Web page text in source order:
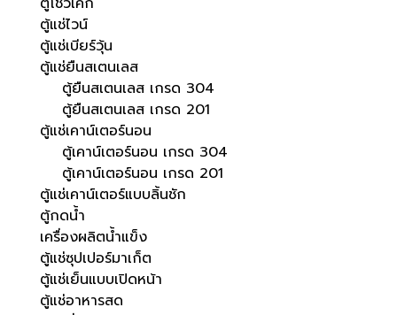
ตู้แช่ไวน์
ตู้แช่เบียร์วุ้น
ตู้แช่ยืนสเตนเลส
ตู้ยืนสเตนเลส เกรด 304
ตู้ยืนสเตนเลส เกรด 201
ตู้แช่เคาน์เตอร์นอน
ตู้เคาน์เตอร์นอน เกรด 304
ตู้เคาน์เตอร์นอน เกรด 201
ตู้แช่เคาน์เตอร์แบบลิ้นชัก
ตู้กดน้ำ
เครื่องผลิตน้ำแข็ง
ตู้แช่ซุปเปอร์มาเก็ต
ตู้แช่เย็นแบบเปิดหน้า
ตู้แช่อาหารสด